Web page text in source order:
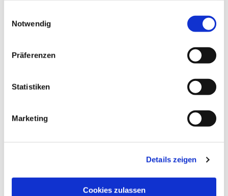
Notwendig
Präferenzen
Statistiken
Marketing
Details zeigen
Cookies zulassen
Dies könnte Sie auch
interessieren